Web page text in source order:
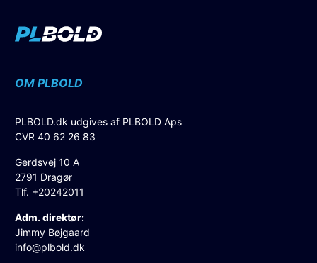
OM PLBOLD
PLBOLD.dk udgives af PLBOLD Aps
CVR 40 62 26 83
Gerdsvej 10 A
2791 Dragør
Tlf. +20242011
Adm. direktør:
Jimmy Bøjgaard
info@plbold.dk